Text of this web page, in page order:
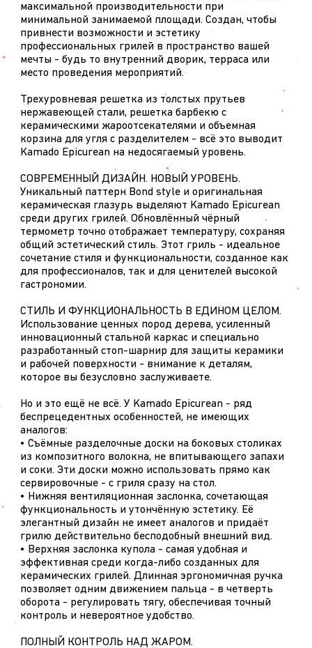
максимальной производительности при
минимальной занимаемой площади. Создан, чтобы
привнести возможности и эстетику
профессиональных грилей в пространство вашей
мечты - будь то внутренний дворик, терраса или
место проведения мероприятий.
Трехуровневая решетка из толстых прутьев
нержавеющей стали, решетка барбекю с
керамическими жароотсекателями и объемная
корзина для угля с разделителем - всё это выводит
Kamado Epicurean на недосягаемый уровень.
СОВРЕМЕННЫЙ ДИЗАЙН. НОВЫЙ УРОВЕНЬ.
Уникальный паттерн Bond style и оригинальная
керамическая глазурь выделяют Kamado Epicurean
среди других грилей. Обновлённый чёрный
термометр точно отображает температуру, сохраняя
общий эстетический стиль. Этот гриль - идеальное
сочетание стиля и функциональности, созданное как
для профессионалов, так и для ценителей высокой
гастрономии.
СТИЛЬ И ФУНКЦИОНАЛЬНОСТЬ В ЕДИНОМ ЦЕЛОМ.
Использование ценных пород дерева, усиленный
инновационный стальной каркас и специально
разработанный стоп-шарнир для защиты керамики
и рабочей поверхности - внимание к деталям,
которое вы безусловно заслуживаете.
Но и это ещё не всё. У Kamado Epicurean - ряд
беспрецедентных особенностей, не имеющих
аналогов:
• Съёмные разделочные доски на боковых столиках
из композитного волокна, не впитывающего запахи
и соки. Эти доски можно использовать прямо как
сервировочные - с гриля сразу на стол.
• Нижняя вентиляционная заслонка, сочетающая
функциональность и утончённую эстетику. Её
элегантный дизайн не имеет аналогов и придаёт
грилю действительно бесподобный внешний вид.
• Верхняя заслонка купола - самая удобная и
эффективная среди когда-либо созданных для
керамических грилей. Длинная эргономичная ручка
позволяет одним движением пальца - в четверть
оборота - регулировать тягу, обеспечивая точный
контроль и невероятное удобство.
ПОЛНЫЙ КОНТРОЛЬ НАД ЖАРОМ.